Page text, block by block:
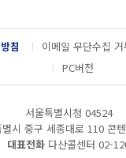
g
l
e
l
침 이메일 무단수집 거
PC버전
서울특별시청 04524
별시 중구 세종대로 110 콘
대표전화 다산콜센터 02-